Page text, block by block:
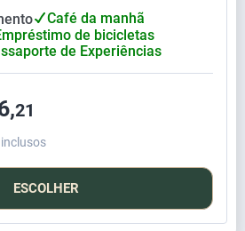
Café da manhã
de bicicletas
de Experiências
21
ESCOLHER